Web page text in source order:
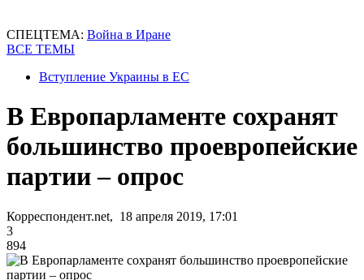
СПЕЦТЕМА: Война в Иране
ВСЕ ТЕМЫ
Вступление Украины в ЕС
В Европарламенте сохранят
большинство проевропейские
партии – опрос
Корреспондент.net, 18 апреля 2019, 17:01
3
894